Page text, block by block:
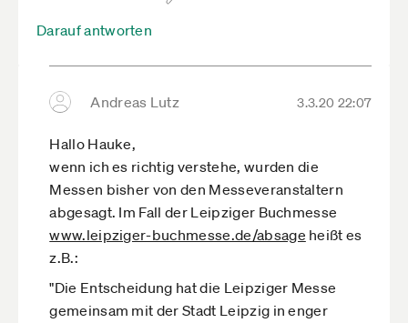
Darauf antworten
Andreas Lutz 3.3.20 22:07
Hallo Hauke,
wenn ich es richtig verstehe, wurden die
Messen bisher von den Messeveranstaltern
abgesagt. Im Fall der Leipziger Buchmesse
www.leipziger-buchmesse.de­/absage heißt es
z.B.:
"Die Entscheidung hat die Leipziger Messe
gemeinsam mit der Stadt Leipzig in enger